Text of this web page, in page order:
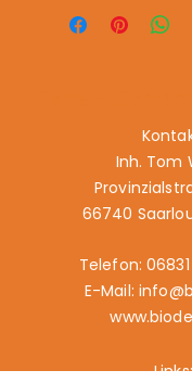
Inh. Tom
66740
Telefon:
E-Mail:
Links: